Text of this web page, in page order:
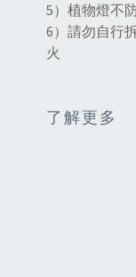
5）植物燈不
6）請勿自行
火
了解更多